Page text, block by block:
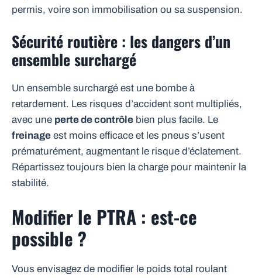
permis, voire son immobilisation ou sa suspension.
Sécurité routière : les dangers d’un
ensemble surchargé
Un ensemble surchargé est une bombe à
retardement. Les risques d’accident sont multipliés,
avec une perte de contrôle bien plus facile. Le
freinage est moins efficace et les pneus s’usent
prématurément, augmentant le risque d’éclatement.
Répartissez toujours bien la charge pour maintenir la
stabilité.
Modifier le PTRA : est-ce
possible ?
Vous envisagez de modifier le poids total roulant